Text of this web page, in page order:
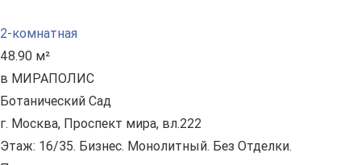
2-комнатная
48.90 м²
в МИРАПОЛИС
Ботанический Сад
г. Москва, Проспект мира, вл.222
Этаж: 16/35. Бизнес. Монолитный. Без Отделки.